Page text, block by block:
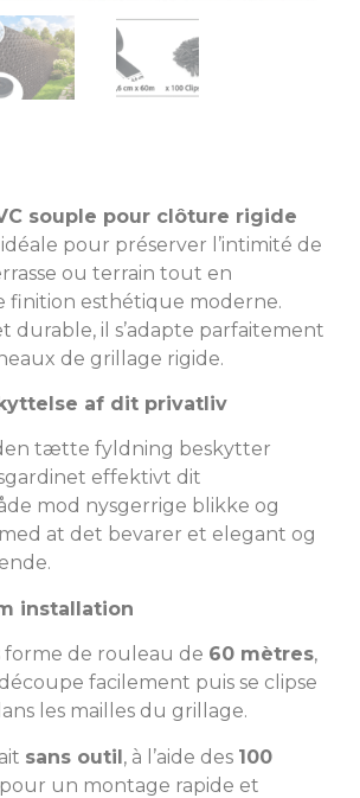
souple pour clôture rigide
pour préserver l’intimité de
ou terrain tout en
finition esthétique moderne.
durable, il s’adapte parfaitement
de grillage rigide.
af dit privatliv
tætte fyldning beskytter
effektivt dit
mod nysgerrige blikke og
at det bevarer et elegant og
installation
forme de rouleau de 60 mètres,
facilement puis se clipse
les mailles du grillage.
sans outil, à l’aide des 100
pour un montage rapide et